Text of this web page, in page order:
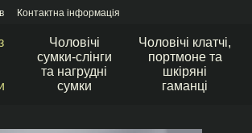
Контактна інформація
Чоловічі
сумки-слінги
та нагрудні
сумки
Чоловічі клатчі,
портмоне та
шкіряні
гаманці